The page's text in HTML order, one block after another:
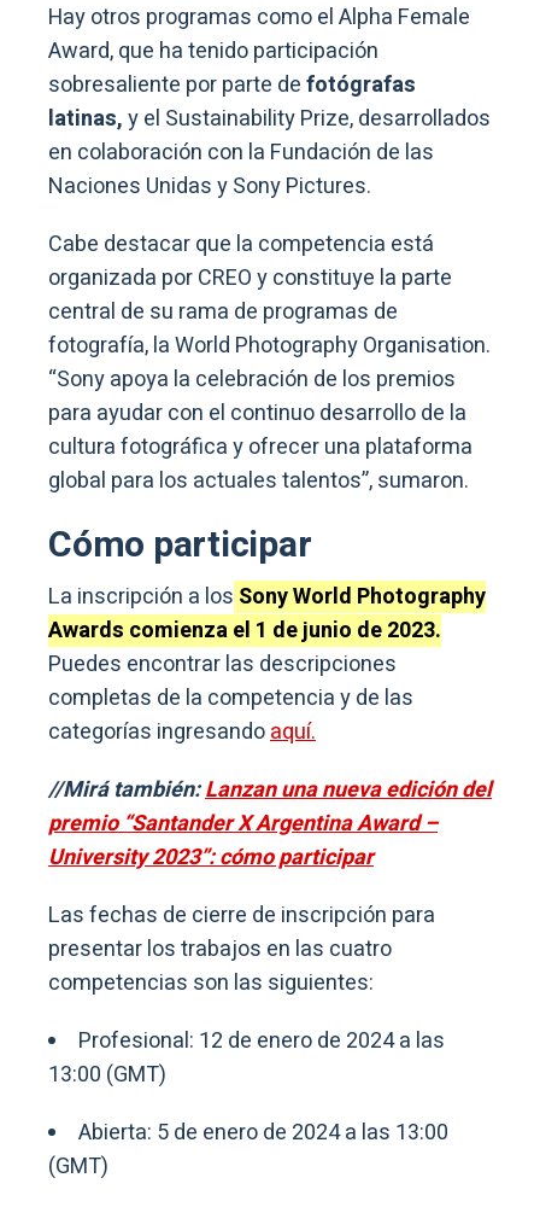
Hay otros programas como el Alpha Female
Award, que ha tenido participación
sobresaliente por parte defotógrafas
latinas,y el Sustainability Prize, desarrollados
en colaboración con la Fundación de las
Naciones Unidas y Sony Pictures.
Cabe destacar que la competencia está
organizada por CREO y constituye la parte
central de su rama de programas de
fotografía, la World Photography Organisation.
“Sony apoya la celebración de los premios
para ayudar con el continuo desarrollo de la
cultura fotográfica y ofrecer una plataforma
global para los actuales talentos”, sumaron.
Cómo participar
La inscripción a los Sony World Photography
Awards comienza el 1 de junio de 2023.
Puedes encontrar las descripciones
completas de la competencia y de las
categorías ingresandoaquí.
//Mirá también:Lanzan una nueva edición del
premio “Santander X Argentina Award –
University 2023”: cómo participar
Las fechas de cierre de inscripción para
presentar los trabajos en las cuatro
competencias son las siguientes:
Profesional: 12 de enero de 2024 a las
13:00 (GMT)
Abierta: 5 de enero de 2024 a las 13:00
(GMT)